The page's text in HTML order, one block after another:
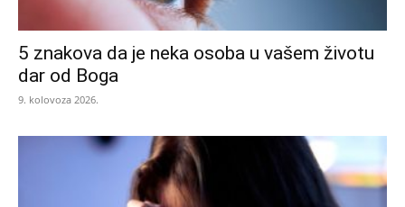
5 znakova da je neka osoba u vašem životu
dar od Boga
9. kolovoza 2026.